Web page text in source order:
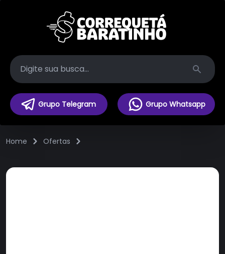
Search
Grupo Telegram Grupo Whatsapp
Home Ofertas